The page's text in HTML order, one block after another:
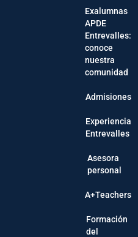
Exalumnas
APDE
Entrevalles:
conoce
nuestra
comunidad
Admisiones
Experiencia
Entrevalles
Asesora
personal
A+Teachers
Formación
del